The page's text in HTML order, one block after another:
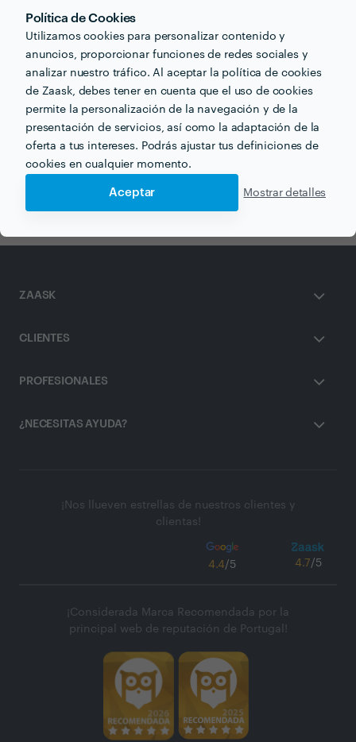
Política de Cookies
Utilizamos cookies para personalizar contenido y
anuncios, proporcionar funciones de redes sociales y
analizar nuestro tráfico. Al aceptar la política de cookies
de Zaask, debes tener en cuenta que el uso de cookies
permite la personalización de la navegación y de la
presentación de servicios, así como la adaptación de la
oferta a tus intereses. Podrás ajustar tus definiciones de
cookies en cualquier momento.
Aceptar Mostrar detalles
Información validada
email Correo electrónico
Recibe varias propuestas de profesionales como
ZAASK
CLIENTES
PROFESIONALES
¿NECESITAS AYUDA?
¡Nos llueven estrellas de nuestros clientes y
clientas!
4.4/5 4.7/5
¡Considerada Marca Recomendada por la
principal web de reputación de Portugal!